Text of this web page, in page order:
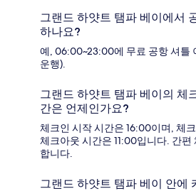
그랜드 하얏트 탬파 베이에서
하나요?
예, 06:00~23:00에 무료 공항 셔틀
운행).
그랜드 하얏트 탬파 베이의 체
간은 언제인가요?
체크인 시작 시간은 16:00이며, 체
체크아웃 시간은 11:00입니다. 간
합니다.
그랜드 하얏트 탬파 베이 안에